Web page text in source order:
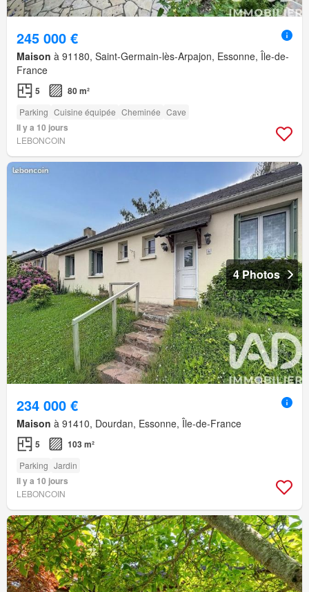
245 000 €
Maison à 91180, Saint-Germain-lès-Arpajon, Essonne, Île-de-
France
5 80 m²
Parking Cuisine équipée Cheminée Cave
Il y a 10 jours
LEBONCOIN
4 Photos
234 000 €
Maison à 91410, Dourdan, Essonne, Île-de-France
5 103 m²
Parking Jardin
Il y a 10 jours
LEBONCOIN